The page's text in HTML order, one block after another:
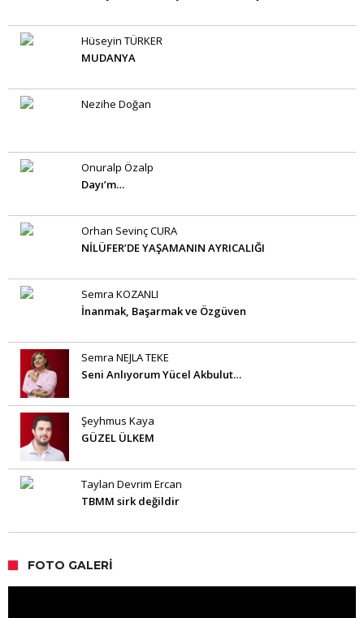
Hüseyin TÜRKER
MUDANYA
Nezihe Doğan
Onuralp Özalp
Dayı’m…
Orhan Sevinç CURA
NİLÜFER’DE YAŞAMANIN AYRICALIĞI
Semra KOZANLI
İnanmak, Başarmak ve Özgüven
Semra NEJLA TEKE
Seni Anlıyorum Yücel Akbulut…
Şeyhmus Kaya
GÜZEL ÜLKEM
Taylan Devrim Ercan
TBMM sirk değildir
FOTO GALERI